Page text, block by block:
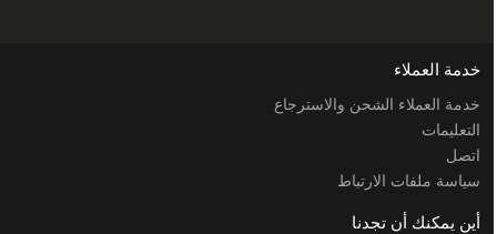
خدمة العملاء
خدمة العملاء الشحن والاسترجاع
التعليمات
اتصل
سياسة ملفات الارتباط
أين يمكنك أن تجدنا